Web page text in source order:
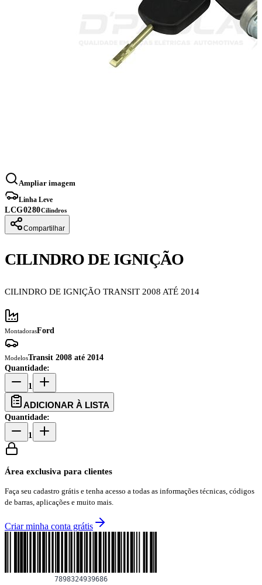
Ampliar imagem
Linha Leve
LCG0280Cilindros
Compartilhar
CILINDRO DE IGNIÇÃO
CILINDRO DE IGNIÇÃO TRANSIT 2008 ATÉ 2014
MontadorasFord
ModelosTransit 2008 até 2014
Quantidade:
1
ADICIONAR À LISTA
Quantidade:
1
Área exclusiva para clientes
Faça seu cadastro grátis e tenha acesso a todas as informações técnicas, códigos
de barras, aplicações e muito mais.
Criar minha conta grátis